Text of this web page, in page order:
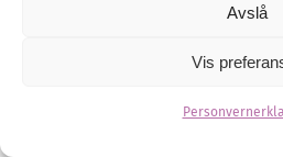
Avslå
Vis